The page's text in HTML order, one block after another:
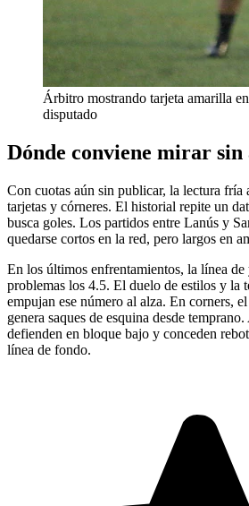
Árbitro mostrando tarjeta amarilla
disputado
Dónde conviene mirar sin
Con cuotas aún sin publicar, la lectura fría
tarjetas y córneres. El historial repite un
busca goles. Los partidos entre Lanús y
quedarse cortos en la red, pero largos en
En los últimos enfrentamientos, la línea
problemas los 4.5. El duelo de estilos y la
empujan ese número al alza. En corners,
genera saques de esquina desde
defienden en bloque bajo y conceden
línea de fondo.